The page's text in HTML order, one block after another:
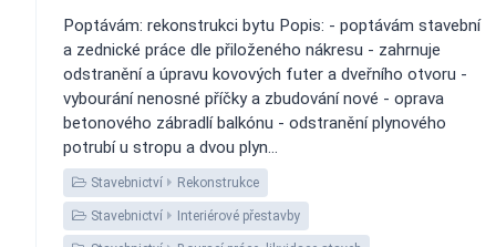
Poptávám: rekonstrukci bytu Popis: - poptávám stavební
a zednické práce dle přiloženého nákresu - zahrnuje
odstranění a úpravu kovových futer a dveřního otvoru -
vybourání nenosné příčky a zbudování nové - oprava
betonového zábradlí balkónu - odstranění plynového
potrubí u stropu a dvou plyn...
Stavebnictví Rekonstrukce
Stavebnictví Interiérové přestavby